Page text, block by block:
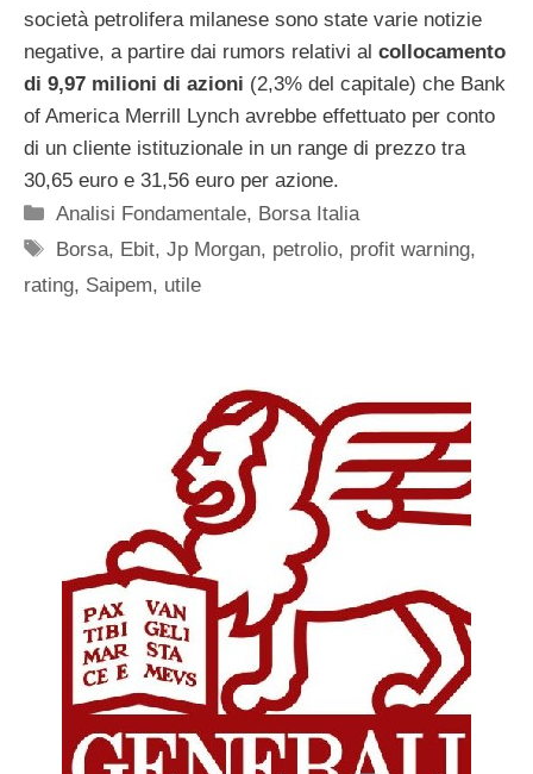
società petrolifera milanese sono state varie notizie
negative, a partire dai rumors relativi al collocamento
di 9,97 milioni di azioni (2,3% del capitale) che Bank
of America Merrill Lynch avrebbe effettuato per conto
di un cliente istituzionale in un range di prezzo tra
30,65 euro e 31,56 euro per azione.
Categorie
Analisi Fondamentale, Borsa Italia
Tag
Borsa, Ebit,Jp Morgan, petrolio, profit warning,
rating, Saipem, utile